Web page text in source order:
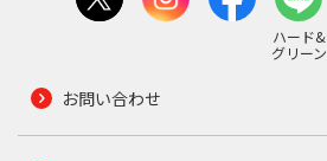
ハード&
グリーン
お問い合わせ